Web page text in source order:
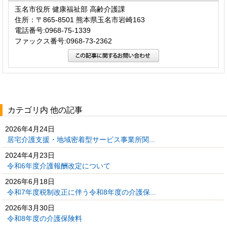
玉名市役所 健康福祉部 高齢介護課
住所：〒865-8501 熊本県玉名市岩崎163
電話番号:0968-75-1339
ファックス番号:0968-73-2362
カテゴリ内 他の記事
2026年4月24日
居宅介護支援・地域密着型サービス事業所関...
2024年4月23日
令和6年度介護報酬改定について
2026年6月18日
令和7年度税制改正に伴う令和8年度の介護保...
2026年3月30日
令和8年度の介護保険料